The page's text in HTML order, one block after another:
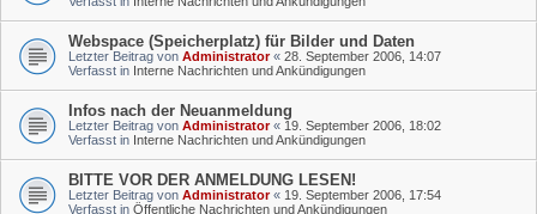
Webspace (Speicherplatz) für Bilder und Daten
Letzter Beitrag von Administrator« 28. September 2006, 14:07
Verfasst in Interne Nachrichten und Ankündigungen
Infos nach der Neuanmeldung
Letzter Beitrag von Administrator« 19. September 2006, 18:02
Verfasst in Interne Nachrichten und Ankündigungen
BITTE VOR DER ANMELDUNG LESEN!
Letzter Beitrag von Administrator« 19. September 2006, 17:54
Verfasst in Öffentliche Nachrichten und Ankündigungen